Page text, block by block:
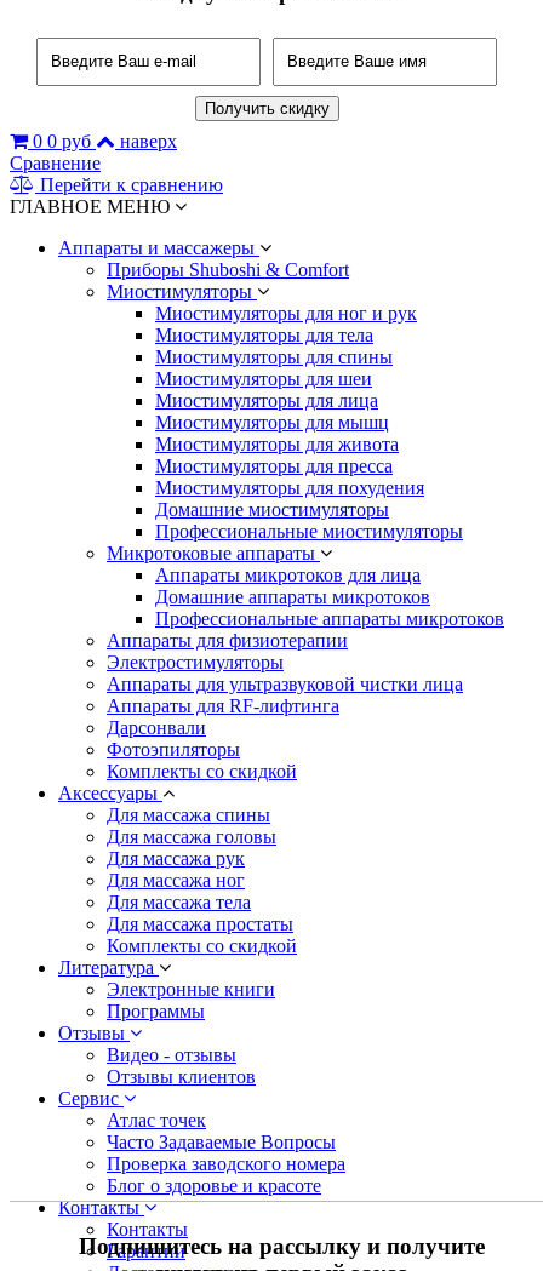
Подпишитесь на рассылку и получите
0 0 руб
наверх
Сравнение
Перейти к сравнению
ГЛАВНОЕ МЕНЮ
Аппараты и массажеры
Приборы Shuboshi & Comfort
Миостимуляторы
Миостимуляторы для ног и рук
Миостимуляторы для тела
Миостимуляторы для спины
Миостимуляторы для шеи
Миостимуляторы для лица
Миостимуляторы для мышц
Миостимуляторы для живота
Миостимуляторы для пресса
Миостимуляторы для похудения
Домашние миостимуляторы
Профессиональные миостимуляторы
Микротоковые аппараты
Аппараты микротоков для лица
Домашние аппараты микротоков
Профессиональные аппараты микротоков
Аппараты для физиотерапии
Электростимуляторы
Аппараты для ультразвуковой чистки лица
Аппараты для RF-лифтинга
Дарсонвали
Фотоэпиляторы
Комплекты со скидкой
Аксессуары
Для массажа спины
Для массажа головы
Для массажа рук
Для массажа ног
Для массажа тела
Для массажа простаты
Комплекты со скидкой
Литература
Электронные книги
Программы
Отзывы
Видео - отзывы
Отзывы клиентов
Сервис
Атлас точек
Часто Задаваемые Вопросы
Проверка заводского номера
Блог о здоровье и красоте
Контакты
Контакты
Гарантии